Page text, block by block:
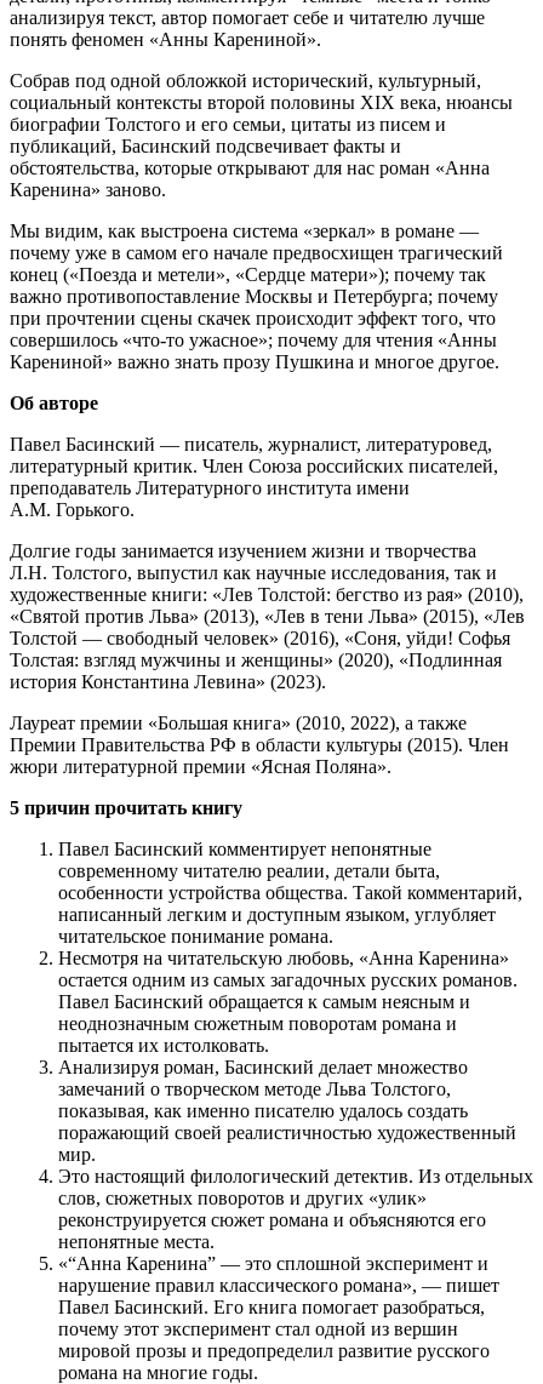
анализируя текст, автор помогает себе и читателю лучше
понять феномен «Анны Карениной».
Собрав под одной обложкой исторический, культурный,
социальный контексты второй половины XIX века, нюансы
биографии Толстого и его семьи, цитаты из писем и
публикаций, Басинский подсвечивает факты и
обстоятельства, которые открывают для нас роман «Анна
Каренина» заново.
Мы видим, как выстроена система «зеркал» в романе —
почему уже в самом его начале предвосхищен трагический
конец («Поезда и метели», «Сердце матери»); почему так
важно противопоставление Москвы и Петербурга; почему
при прочтении сцены скачек происходит эффект того, что
совершилось «что-то ужасное»; почему для чтения «Анны
Карениной» важно знать прозу Пушкина и многое другое.
Об авторе
Павел Басинский — писатель, журналист, литературовед,
литературный критик. Член Союза российских писателей,
преподаватель Литературного института имени
А.М. Горького.
Долгие годы занимается изучением жизни и творчества
Л.Н. Толстого, выпустил как научные исследования, так и
художественные книги: «Лев Толстой: бегство из рая» (2010),
«Святой против Льва» (2013), «Лев в тени Льва» (2015), «Лев
Толстой — свободный человек» (2016), «Соня, уйди! Софья
Толстая: взгляд мужчины и женщины» (2020), «Подлинная
история Константина Левина» (2023).
Лауреат премии «Большая книга» (2010, 2022), а также
Премии Правительства РФ в области культуры (2015). Член
жюри литературной премии «Ясная Поляна».
5 причин прочитать книгу
Павел Басинский комментирует непонятные
современному читателю реалии, детали быта,
особенности устройства общества. Такой комментарий,
написанный легким и доступным языком, углубляет
читательское понимание романа.
Несмотря на читательскую любовь, «Анна Каренина»
остается одним из самых загадочных русских романов.
Павел Басинский обращается к самым неясным и
неоднозначным сюжетным поворотам романа и
пытается их истолковать.
Анализируя роман, Басинский делает множество
замечаний о творческом методе Льва Толстого,
показывая, как именно писателю удалось создать
поражающий своей реалистичностью художественный
мир.
Это настоящий филологический детектив. Из отдельных
слов, сюжетных поворотов и других «улик»
реконструируется сюжет романа и объясняются его
непонятные места.
«“Анна Каренина” — это сплошной эксперимент и
нарушение правил классического романа», — пишет
Павел Басинский. Его книга помогает разобраться,
почему этот эксперимент стал одной из вершин
мировой прозы и предопределил развитие русского
романа на многие годы.